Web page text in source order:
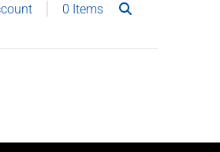
0 Items